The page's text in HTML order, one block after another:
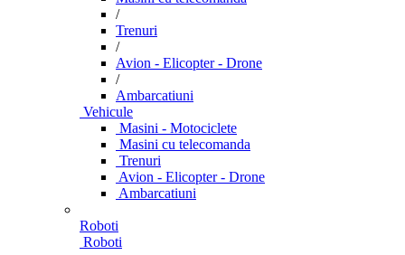
/
Trenuri
/
Avion - Elicopter - Drone
/
Ambarcatiuni
Vehicule
Masini - Motociclete
Masini cu telecomanda
Trenuri
Avion - Elicopter - Drone
Ambarcatiuni
Roboti
Roboti